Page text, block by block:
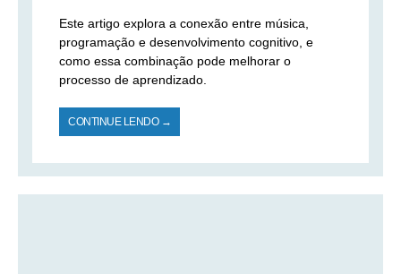
Este artigo explora a conexão entre música,
programação e desenvolvimento cognitivo, e
como essa combinação pode melhorar o
processo de aprendizado.
CONTINUE LENDO →